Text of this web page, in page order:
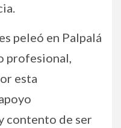
peleó en Palpalá
profesional,
esta
contento de ser